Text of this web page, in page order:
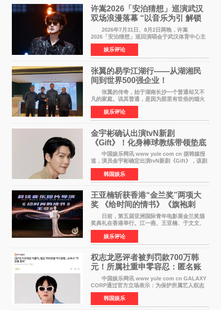
许嵩2026「安泊猜想」巡演武汉
双场浪漫落幕 “以音乐为引 解锁
江城记忆”
2026年7月31日、8月2日两晚，许嵩
2026「安泊猜想」巡回演唱会于武汉体育中心主
体育场盛大开唱。许嵩与数万歌迷在此相聚，从
浪漫惬意的舞台设计到充满诚意与惊喜的现场互
动，共同开启了一场关于
娱乐评论
张翼的易学江湖行——从湖湘民
间到世界500强企业！
张翼的传奇，始于湖南长沙一个普通却又不
凡的家庭。说其普通，是因为那里有世俗的烟火
气；说其不凡，是因为家中有一位洞悉天地玄机
的长者——他的爷爷。作为当地的风水师，爷爷
是张翼走进易学
娱乐评论
金宇彬确认出演tvN新剧
《Gift》！化身棒球教练带领垫底
球队逆袭
中国娱乐网讯 www yule com cn 据韩媒报
道，演员金宇彬确定出演tvN新剧《Gift》，该剧
预计将于下半年播出，引发观众高度期待。
本剧改编自同名网络漫画，讲述一位经历意外事
故后获得特殊
韩国娱乐
王亚楠斩获香港“金兰奖”两项大
奖 《给时间的情书》《旗袍刺
客》双双获肯定
日前，第五届亚洲国际青年电影展金兰奖颁
奖典礼在香港举行。江一燕、王亚楠、于文文、
李东学等知名演员出席活动。著名演员、导演王
亚楠凭借音乐故事片《给时间的情书》和院线电
影《旗袍刺客》
娱乐评论
权志龙恶评者被判罚款700万韩
元！所属社重申零容忍：匿名账
号也难逃刑责
中国娱乐网讯 www yule com cn GALAXY
CORP通过官方立场表示：为保护所属艺人权志
龙的名誉和权益，将持续对网络上发生的名誉损
害、散布虚假事实、侮辱、恶意诽谤等行为采取
法律应对措施。
韩国娱乐